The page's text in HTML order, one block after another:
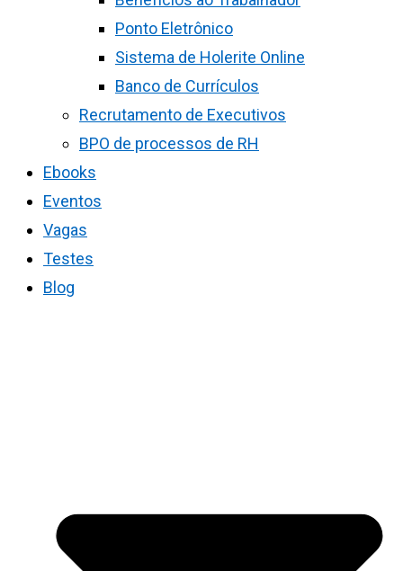
Ponto Eletrônico
Sistema de Holerite Online
Banco de Currículos
Recrutamento de Executivos
BPO de processos de RH
Ebooks
Eventos
Vagas
Testes
Blog